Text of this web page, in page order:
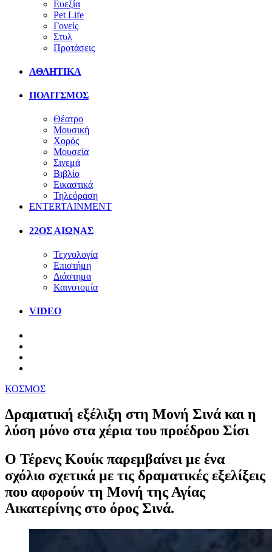
Ευεξία
Pet Life
Γονείς
Στυλ
Προτάσεις
ΑΘΛΗΤΙΚΑ
ΠΟΛΙΤΣΜΟΣ
Θέατρο
Μουσική
Χορός
Μουσεία
Σινεμά
Βιβλίο
Εικαστικά
Τηλεόραση
ENTERTAINMENT
22ΟΣ ΑΙΩΝΑΣ
Τεχνολογία
Επιστήμη
Διάστημα
Καινοτομία
VIDEO
ΚΟΣΜΟΣ
Δραματική εξέλιξη στη Μονή Σινά και η
λύση μόνο στα χέρια του προέδρου Σίσι
Ο Τέρενς Κουίκ παρεμβαίνει με ένα
σχόλιο σχετικά με τις δραματικές εξελίξεις
που αφορούν τη Μονή της Αγίας
Αικατερίνης στο όρος Σινά.